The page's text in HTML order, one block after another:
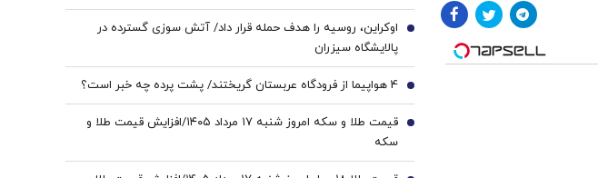
توافق پایدارتر است
اوکراین، روسیه را هدف حمله قرار داد/ آتش سوزی گسترده در
پالایشگاه سیزران
7
4 هواپیما از فرودگاه عربستان گریختند/ پشت پرده چه خبر است؟ 8
قیمت طلا و سکه امروز شنبه ۱۷ مرداد ۱۴۰۵/افزایش قیمت طلا و
سکه
9